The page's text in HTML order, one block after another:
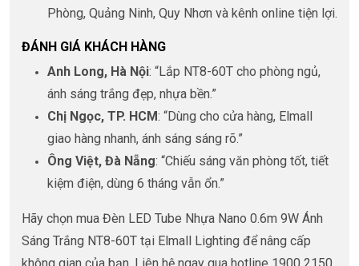
Phòng, Quảng Ninh, Quy Nhơn và kênh online tiện lợi.
ĐÁNH GIÁ KHÁCH HÀNG
Anh Long, Hà Nội: “Lắp NT8-60T cho phòng ngủ,
ánh sáng trắng đẹp, nhựa bền.”
Chị Ngọc, TP. HCM: “Dùng cho cửa hàng, Elmall
giao hàng nhanh, ánh sáng sáng rõ.”
Ông Việt, Đà Nẵng: “Chiếu sáng văn phòng tốt, tiết
kiệm điện, dùng 6 tháng vẫn ổn.”
Hãy chọn mua Đèn LED Tube Nhựa Nano 0.6m 9W Ánh
Sáng Trắng NT8-60T tại Elmall Lighting để nâng cấp